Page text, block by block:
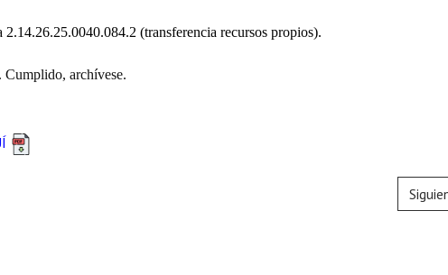
2.14.26.25.0040.084.2 (transferencia recursos propios).
Cumplido, archívese.